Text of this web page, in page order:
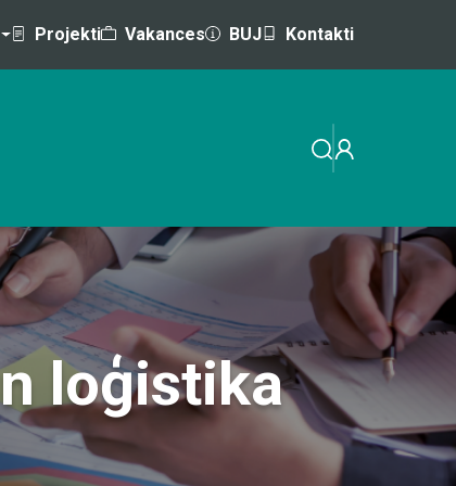
Projekti Vakances BUJ Kontakti
MĀCĪBAS AR VALSTS / ES ATBALSTU
loģistika